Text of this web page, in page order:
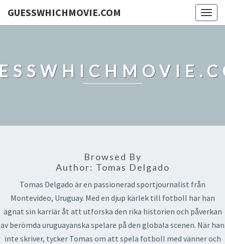
GUESSWHICHMOVIE.COM
Browsed By
Author: Tomas Delgado
Tomas Delgado är en passionerad sportjournalist från
Montevideo, Uruguay. Med en djup kärlek till fotboll har han
ägnat sin karriär åt att utforska den rika historien och påverkan
av berömda uruguayanska spelare på den globala scenen. När han
inte skriver, tycker Tomas om att spela fotboll med vänner och